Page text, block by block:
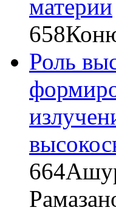
материи
658
Роль
664